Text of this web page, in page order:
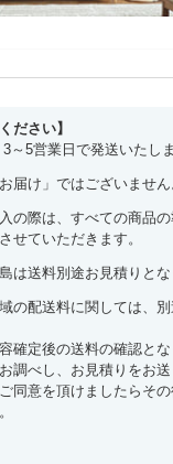
ださい】
5営業日で発送いたしま
届け」ではございません
の際は、すべての商品の
せていただきます。
は送料別途お見積りとな
の配送料に関しては、
確定後の送料の確認と
調べし、お見積りをお送
同意を頂けましたらそ